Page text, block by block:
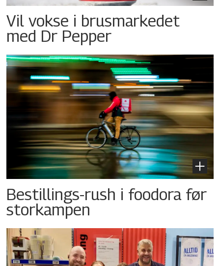
Vil vokse i brusmarkedet
med Dr Pepper
Bestillings-rush i foodora før
storkampen